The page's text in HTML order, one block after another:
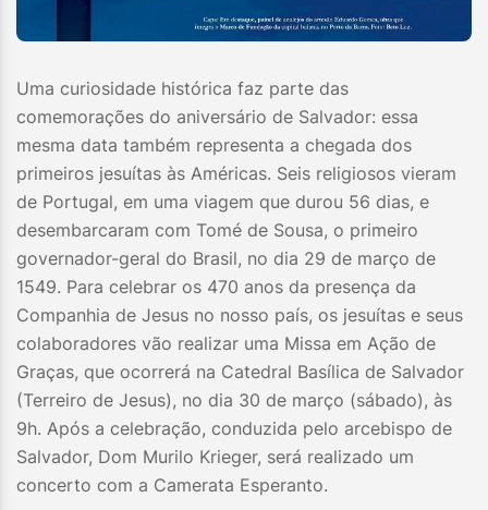
Uma curiosidade histórica faz parte das
comemorações do aniversário de Salvador: essa
mesma data também representa a chegada dos
primeiros jesuítas às Américas. Seis religiosos vieram
de Portugal, em uma viagem que durou 56 dias, e
desembarcaram com Tomé de Sousa, o primeiro
governador-geral do Brasil, no dia 29 de março de
1549. Para celebrar os 470 anos da presença da
Companhia de Jesus no nosso país, os jesuítas e seus
colaboradores vão realizar uma Missa em Ação de
Graças, que ocorrerá na Catedral Basílica de Salvador
(Terreiro de Jesus), no dia 30 de março (sábado), às
9h. Após a celebração, conduzida pelo arcebispo de
Salvador, Dom Murilo Krieger, será realizado um
concerto com a Camerata Esperanto.